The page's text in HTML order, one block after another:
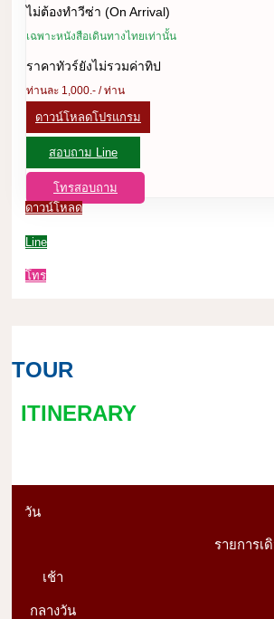
ไม่ต้องทำวีซ่า (On Arrival)
เฉพาะหนังสือเดินทางไทยเท่านั้น
ราคาทัวร์ยังไม่รวมค่าทิป
ท่านละ 1,000.- / ท่าน
ดาวน์โหลดโปรแกรม
สอบถาม Line
โทรสอบถาม
ดาวน์โหลด
Line
โทร
TOUR
ITINERARY
วัน
รายการเ
เช้า
กลางวัน